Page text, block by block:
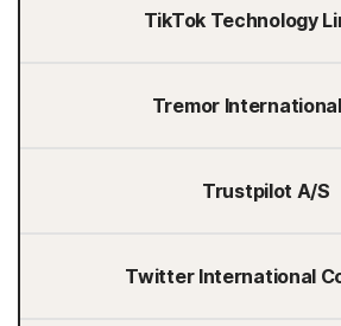
TikTok Technology
Tremor
Trustpilot A/S
Twitter International